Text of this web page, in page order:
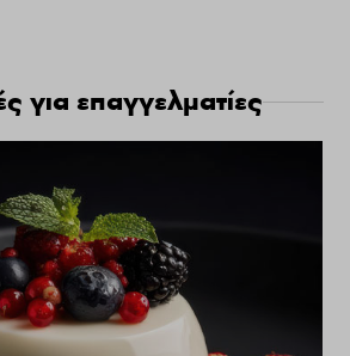
για επαγγελματίες